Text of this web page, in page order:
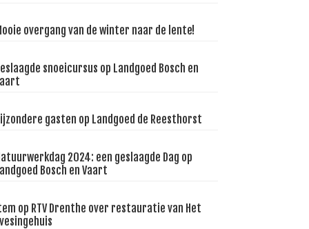
overgang van de winter naar de lente!
snoeicursus op Landgoed Bosch en
gasten op Landgoed de Reesthorst
2024: een geslaagde Dag op
Bosch en Vaart
op RTV Drenthe over restauratie van Het